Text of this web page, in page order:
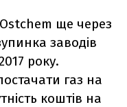
ще через
заводів
року.
газ на
коштів на